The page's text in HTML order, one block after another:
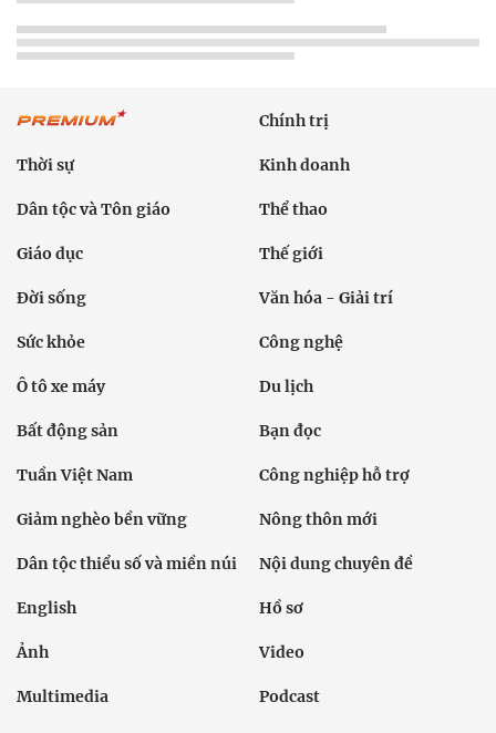
Chính trị
Thời sự Kinh doanh
Dân tộc và Tôn giáo Thể thao
Giáo dục Thế giới
Đời sống Văn hóa - Giải trí
Sức khỏe Công nghệ
Ô tô xe máy Du lịch
Bất động sản Bạn đọc
Tuần Việt Nam Công nghiệp hỗ trợ
Giảm nghèo bền vững Nông thôn mới
Dân tộc thiểu số và miền núi Nội dung chuyên đề
English Hồ sơ
Ảnh Video
Multimedia Podcast